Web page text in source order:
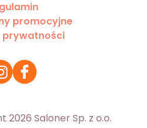
promocyjne
prywatności
2026 Saloner Sp. z o.o.